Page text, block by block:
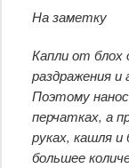
На заметку
Капли от
раздражения и
Поэтому
перчатках, а
руках, кашля
большее